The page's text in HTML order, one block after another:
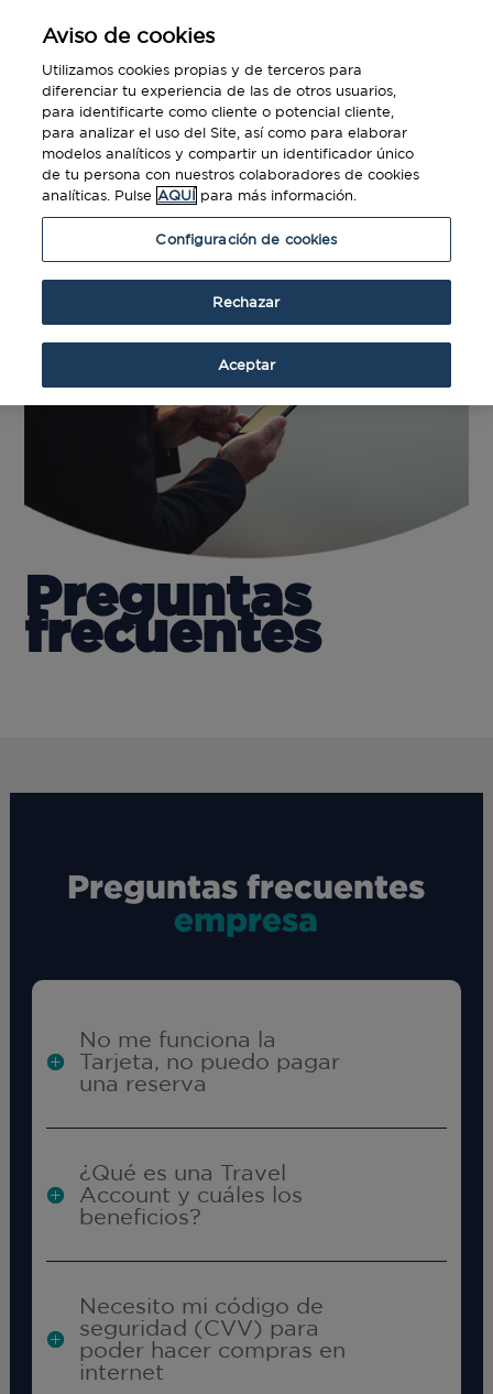
Preguntas
frecuentes
Preguntas frecuentes
empresa
No me funciona la
Tarjeta, no puedo pagar
una reserva
¿Qué es una Travel
Account y cuáles los
beneficios?
Necesito mi código de
seguridad (CVV) para
poder hacer compras en
internet
Aviso de cookies
Utilizamos cookies propias y de terceros para
diferenciar tu experiencia de las de otros usuarios,
para identificarte como cliente o potencial cliente,
para analizar el uso del Site, así como para elaborar
modelos analíticos y compartir un identificador único
de tu persona con nuestros colaboradores de cookies
analíticas. Pulse AQUÍ para más información.
Configuración de cookies
Rechazar
Aceptar